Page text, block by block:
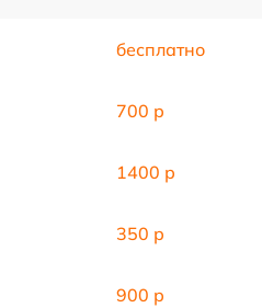
бесплатно
700 р
1400 р
350 р
900 р